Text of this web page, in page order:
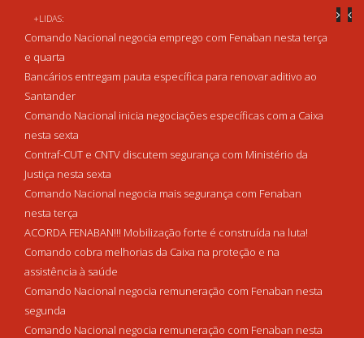
+LIDAS:
Comando Nacional negocia emprego com Fenaban nesta terça
e quarta
Bancários entregam pauta específica para renovar aditivo ao
Santander
Comando Nacional inicia negociações específicas com a Caixa
nesta sexta
Contraf-CUT e CNTV discutem segurança com Ministério da
Justiça nesta sexta
Comando Nacional negocia mais segurança com Fenaban
nesta terça
ACORDA FENABAN!!! Mobilização forte é construída na luta!
Comando cobra melhorias da Caixa na proteção e na
assistência à saúde
Comando Nacional negocia remuneração com Fenaban nesta
segunda
Comando Nacional negocia remuneração com Fenaban nesta